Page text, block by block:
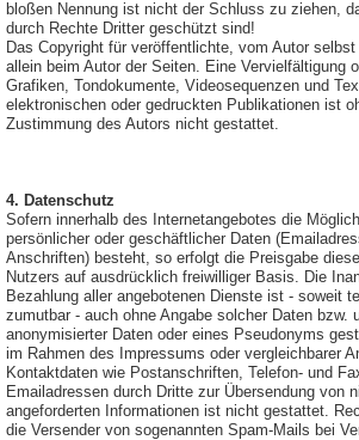
bloßen Nennung ist nicht der Schluss zu ziehen,
durch Rechte Dritter geschützt sind!
Das Copyright für veröffentlichte, vom Autor
allein beim Autor der Seiten. Eine Vervielfältigung
Grafiken, Tondokumente, Videosequenzen und
elektronischen oder gedruckten Publikationen ist
Zustimmung des Autors nicht gestattet.
4. Datenschutz
Sofern innerhalb des Internetangebotes die
persönlicher oder geschäftlicher Daten
Anschriften) besteht, so erfolgt die Preisgabe
Nutzers auf ausdrücklich freiwilliger Basis. Die
Bezahlung aller angebotenen Dienste ist - soweit
zumutbar - auch ohne Angabe solcher Daten bzw.
anonymisierter Daten oder eines Pseudonyms
im Rahmen des Impressums oder vergleichbarer
Kontaktdaten wie Postanschriften, Telefon- und
Emailadressen durch Dritte zur Übersendung von
angeforderten Informationen ist nicht gestattet.
die Versender von sogenannten Spam-Mails bei